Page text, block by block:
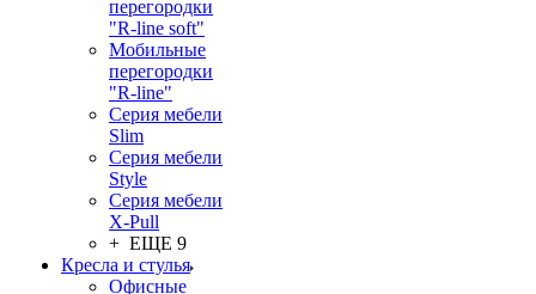
перегородки
"R-line soft"
Мобильные
перегородки
"R-line"
Серия мебели
Slim
Серия мебели
Style
Серия мебели
X-Pull
+ ЕЩЕ 9
Кресла и стулья
Офисные